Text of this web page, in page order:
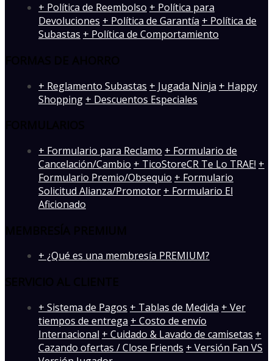
+ Política de Reembolso + Política para
Devoluciones + Política de Garantía + Política de
Subastas + Política de Comportamiento
+ Reglamento Subastas + Jugada Ninja + Happy
Shopping + Descuentos Especiales
+ Formulario para Reclamo + Formulario de
Cancelación/Cambio + TicoStoreCR Te Lo TRAE! +
Formulario Premio/Obsequio + Formulario
Solicitud Alianza/Promotor + Formulario El
Aficionado
+ ¿Qué es una membresía PREMIUM?
+ Sistema de Pagos + Tablas de Medida + Ver
tiempos de entrega + Costo de envío
Internacional + Cuidado & Lavado de camisetas +
Cazando ofertas / Close Friends + Versión Fan VS